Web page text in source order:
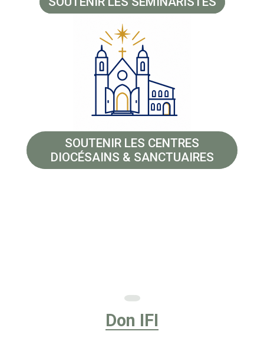
SOUTENIR LES CENTRES
DIOCÉSAINS & SANCTUAIRES
Don IFI5 rue Cardinal
BP. 105 - 50201